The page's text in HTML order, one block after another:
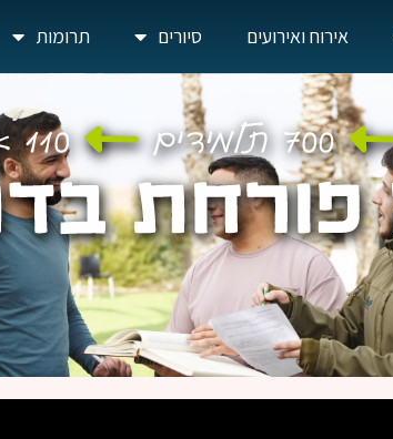
אירוח ואירועים סיורים תרומות